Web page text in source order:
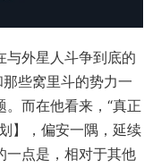
与外星人斗争到底的
那些窝里斗的势力一
而在他看来，“真正
】，偏安一隅，延续
一点是，相对于其他